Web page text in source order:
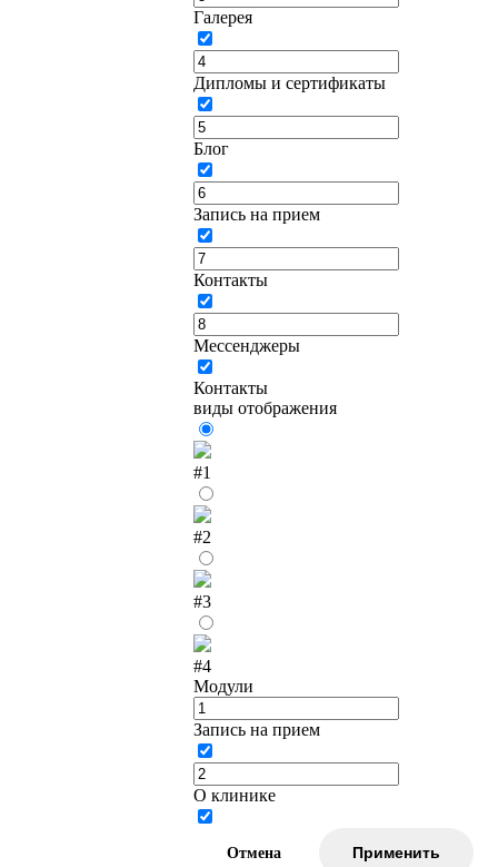
Галерея
Дипломы и сертификаты
Блог
Запись на прием
Контакты
Мессенджеры
Контакты
виды отображения
#1
#2
#3
#4
Модули
Запись на прием
О клинике
Отмена Применить